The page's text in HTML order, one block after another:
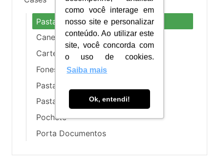
como você interage em
nosso site e personalizar
conteúdo. Ao utilizar este
site, você concorda com
o uso de cookies.
Saiba mais
Ok, entendi!
Pasta Executiva
Caneta com Estojo
Carteira e Porta Níquel
Fones de Ouvido
Pasta Convenção
Pasta para Tablet e Notebook
Pochete
Porta Documentos